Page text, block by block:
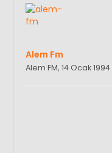
Alem Fm
Alem FM, 14 Ocak